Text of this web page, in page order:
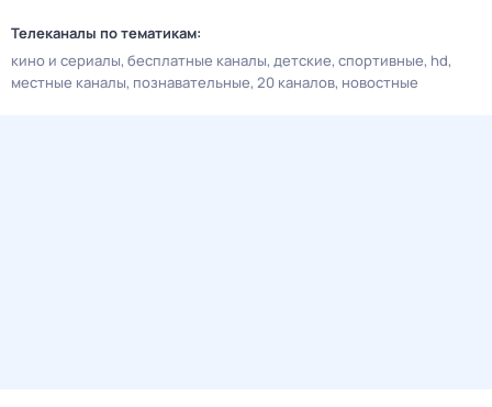
Телеканалы по тематикам:
кино и сериалы бесплатные каналы детские спортивные hd
местные каналы познавательные 20 каналов новостные